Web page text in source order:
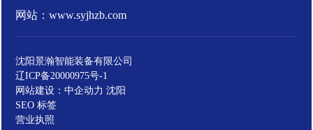
网站：www.syjhzb.com
沈阳景瀚智能装备有限公司
辽ICP备20000975号-1
网站建设：中企动力 沈阳
SEO 标签
营业执照